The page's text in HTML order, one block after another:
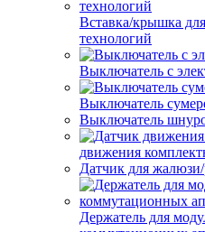
Вставка/крышка
технологий
Выключатель с
Выключатель
Выключатель
движения
Датчик для
Держатель для